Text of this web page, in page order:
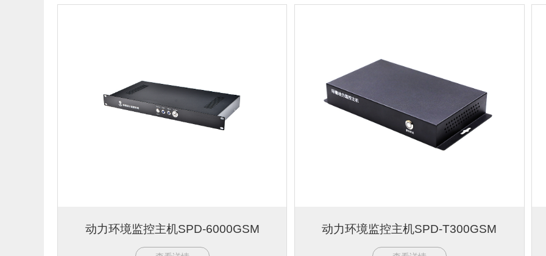
动力环境监控主机SPD-6000GSM 动力环境监控主机SPD-T300GSM